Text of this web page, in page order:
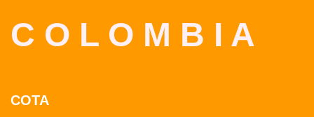
C O L O M B I A
COTA